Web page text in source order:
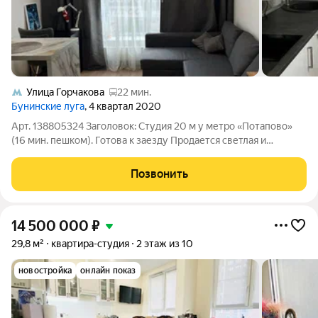
Улица Горчакова
22 мин.
Бунинские луга, 4 квартал 2020
Арт. 138805324 Заголовок: Студия 20 м у метро «Потапово»
(16 мин. пешком). Готова к заезду Продается светлая и
луга». Полностью готова к проживанию: установлена сплит-
система, остается вся мебель и
Позвонить
14 500 000 ₽
29,8 м² квартира-студия 2 этаж из 10
новостройка онлайн показ